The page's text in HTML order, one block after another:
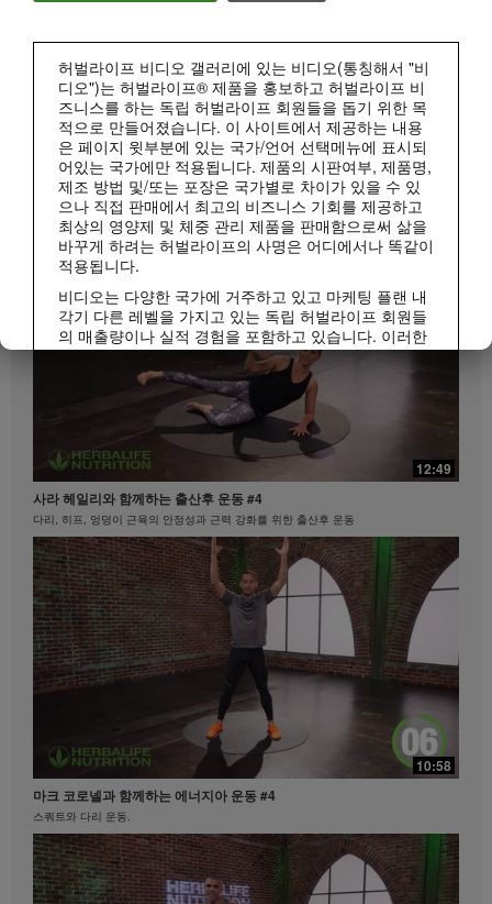
허벌라이프 비디오 갤러리에 있는 비디오(통칭해서 "비
디오")는 허벌라이프® 제품을 홍보하고 허벌라이프 비
즈니스를 하는 독립 허벌라이프 회원들을 돕기 위한 목
적으로 만들어졌습니다. 이 사이트에서 제공하는 내용
은 페이지 윗부분에 있는 국가/언어 선택메뉴에 표시되
어있는 국가에만 적용됩니다. 제품의 시판여부, 제품명,
제조 방법 및/또는 포장은 국가별로 차이가 있을 수 있
으나 직접 판매에서 최고의 비즈니스 기회를 제공하고
최상의 영양제 및 체중 관리 제품을 판매함으로써 삶을
바꾸게 하려는 허벌라이프의 사명은 어디에서나 똑같이
적용됩니다.
비디오는 다양한 국가에 거주하고 있고 마케팅 플랜 내
각기 다른 레벨을 가지고 있는 독립 허벌라이프 회원들
의 매출량이나 실적 경험을 포함하고 있습니다. 이러한
수입은 사례로 제시된 개인들에게 적용되는 수치이지
평균치는 아닙니다. 또한 이 수치가 귀하의 예상 수입을
보장하지 않습니다. 귀하께서 비즈니스를 진행하시는
지역에 적용되는 가장 최근의 수입 실적 데이터를 참조
하시려면Herbalife.co.kr 또는 MyHerbalife.co.kr을 방문
하십시오.
이와 마찬가지로, 상당한 체중감량이나 급격한 체중감
량의 체험담이 모든 사람들의 체중 감량 속도나 정도를
대변하지 않습니다. 개인의 체중감량 정도는 본인의 신
진대사, 식사 습관, 초기 체중, 그리고 적당한 운동의 빈
도에 따라 달라집니다. 비즈니스를 하시는 지역 내에서
체중 감량 클레임과 관련된 정보를 원하시면
MyHerbalife.co.kr이나 허벌라이프 고객서비스팀
(1588-7577)으로 문의하십시오.
모든 사람은 어떠한 체중 감량 프로그램을 시작하기 앞
서 주치의와 상의하셔야 합니다. 허벌라이프® 제품은
오직 통제된 식사의 일부로써 체중 감량과 체중 조절을
지원할 수 있습니다. 비록 특정 허벌라이프® 제품은 일
부 일상적인 식사를 대체하기에 적합할 수 있으나, 개인
의 모든 식사를 대체해서는 안되며, 매일 최소한 한 번
의 적절한 식사가 보충되어야 합니다.
비디오는 Herbalife International of America, Inc.에서
소유하고 운영하고 있는 허벌라이프 비디오 갤러리를
통해서만 이용 가능합니다. 귀하께서는 비디오를 시청
하실 수 있으며, 비디오가 다운로드 가능한 경우에는 허
벌라이프 비즈니스 또는 허벌라이프® 제품을 홍보할 목
1:15
매일 조금씩 젊어지는 시니어 저속노화 건강 루틴
저속노화 루틴 | 시니어 편
20대부터 시작하는 저속노화 라이프스타일
저속노화 루틴 | MZ세대 편
21:35
탁월함의 중심
탁월함의 중심 #허벌라이프 #제품력
허벌라이프 피트니스 모두 보기
12:49
사라 헤일리와 함께하는 출산후 운동 #4
다리, 히프, 엉덩이 근육의 안정성과 근력 강화를 위한 출산후 운동
10:58
마크 코로넬과 함께하는 에너지아 운동 #4
스쿼트와 다리 운동.